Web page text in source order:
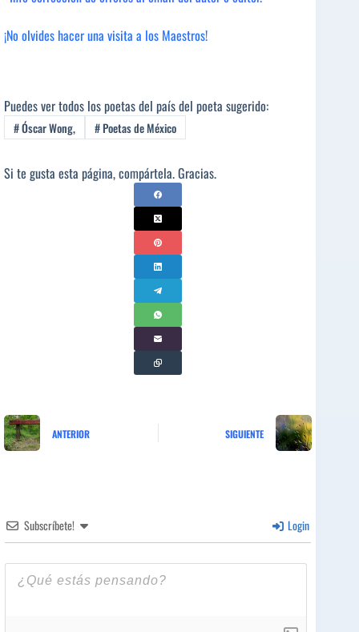
¡No olvides hacer una visita a los Maestros!
Puedes ver todos los poetas del país del poeta sugerido:
#Óscar Wong, #Poetas de México
Si te gusta esta página, compártela. Gracias.
ANTERIOR SIGUIENTE
Subscríbete! Login